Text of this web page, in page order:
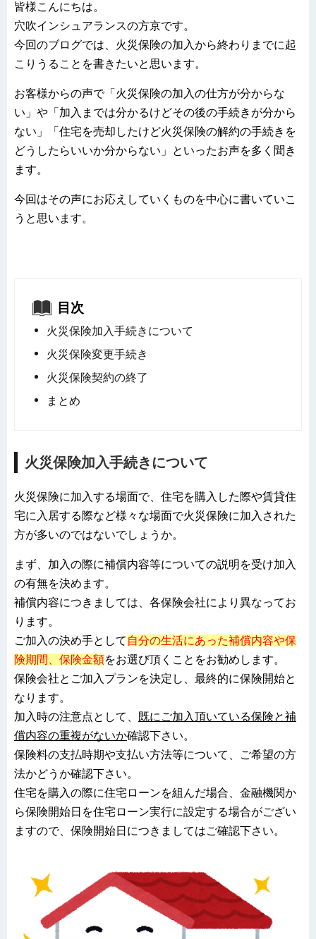
皆様こんにちは。
穴吹インシュアランスの方京です。
今回のブログでは、火災保険の加入から終わりまでに起
こりうることを書きたいと思います。
お客様からの声で「火災保険の加入の仕方が分からな
い」や「加入までは分かるけどその後の手続きが分から
ない」「住宅を売却したけど火災保険の解約の手続きを
どうしたらいいか分からない」といったお声を多く聞き
ます。
今回はその声にお応えしていくものを中心に書いていこ
うと思います。
目次
火災保険加入手続きについて
火災保険変更手続き
火災保険契約の終了
まとめ
火災保険加入手続きについて
火災保険に加入する場面で、住宅を購入した際や賃貸住
宅に入居する際など様々な場面で火災保険に加入された
方が多いのではないでしょうか。
まず、加入の際に補償内容等についての説明を受け加入
の有無を決めます。
補償内容につきましては、各保険会社により異なってお
ります。
ご加入の決め手として 自分の生活にあった補償内容や保
険期間、保険金額をお選び頂くことをお勧めします。
保険会社とご加入プランを決定し、最終的に保険開始と
なります。
加入時の注意点として、
既にご加入頂いている保険と補
償内容の重複がないか確認下さい。
保険料の支払時期や支払い方法等について、ご希望の方
法かどうか確認下さい。
住宅を購入の際に住宅ローンを組んだ場合、金融機関か
ら保険開始日を住宅ローン実行に設定する場合がござい
ますので、保険開始日につきましてはご確認下さい。